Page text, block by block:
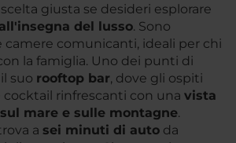
scelta giusta se desideri esplorare
del lusso. Sono
camere comunicanti, ideali per chi
la famiglia. Uno dei punti di
suo rooftop bar, dove gli ospiti
cocktail rinfrescanti con una vista
mare e sulle montagne.
a sei minuti di auto da